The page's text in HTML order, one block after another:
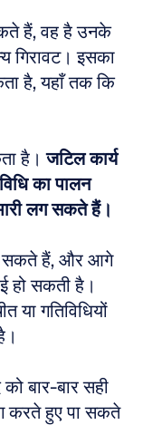
हैं, वह है उनके
गिरावट। इसका
है, यहाँ तक कि
है। जटिल कार्य
का पालन
लग सकते हैं।
सकते हैं, और आगे
हो सकती है।
या गतिविधियों
बार-बार सही
करते हुए पा सकते